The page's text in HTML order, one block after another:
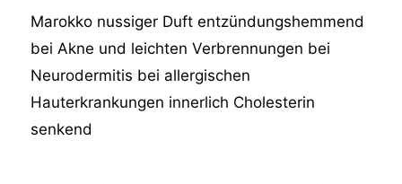
Marokko nussiger Duft entzündungshemmend
bei Akne und leichten Verbrennungen bei
Neurodermitis bei allergischen
Hauterkrankungen innerlich Cholesterin
senkend